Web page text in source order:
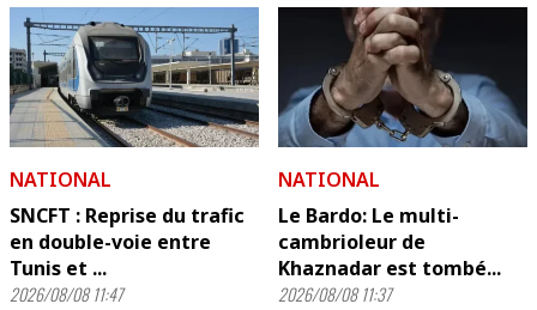
NATIONAL
SNCFT : Reprise du trafic
en double-voie entre
Tunis et ...
2026/08/08 11:47
NATIONAL
Le Bardo: Le multi-
cambrioleur de
Khaznadar est tombé...
2026/08/08 11:37